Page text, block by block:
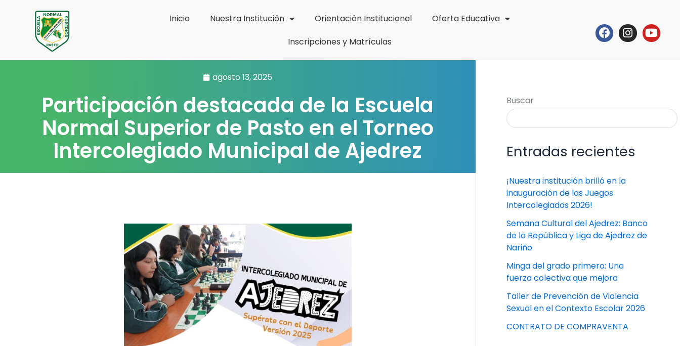
contenido
Inicio Nuestra Institución Orientación Institucional
Oferta Educativa
Inscripciones y Matrículas
Facebook
agosto 13, 2025
Participación destacada de la Escuela
Normal Superior de Pasto en el Torneo
Intercolegiado Municipal de Ajedrez
Buscar
Entradas recientes
¡Nuestra institución brilló en la
inauguración de los Juegos
Intercolegiados 2026!
Semana Cultural del Ajedrez: Banco
de la República y Liga de Ajedrez de
Nariño
Minga del grado primero: Una
fuerza colectiva que mejora
Taller de Prevención de Violencia
Sexual en el Contexto Escolar 2026
CONTRATO DE COMPRAVENTA